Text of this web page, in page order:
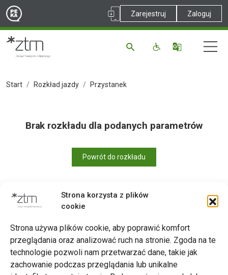
Strona korzysta z plików
cookie
Strona używa plików cookie, aby poprawić komfort
przeglądania oraz analizować ruch na stronie. Zgoda na te
technologie pozwoli nam przetwarzać dane, takie jak
zachowanie podczas przeglądania lub unikalne
Zarejestruj Zaloguj
Start Rozkład jazdy Przystanek
Brak rozkładu dla podanych parametrów
Powrót do rozkładu
Zarząd Transportu Miejskiego w Poznaniu